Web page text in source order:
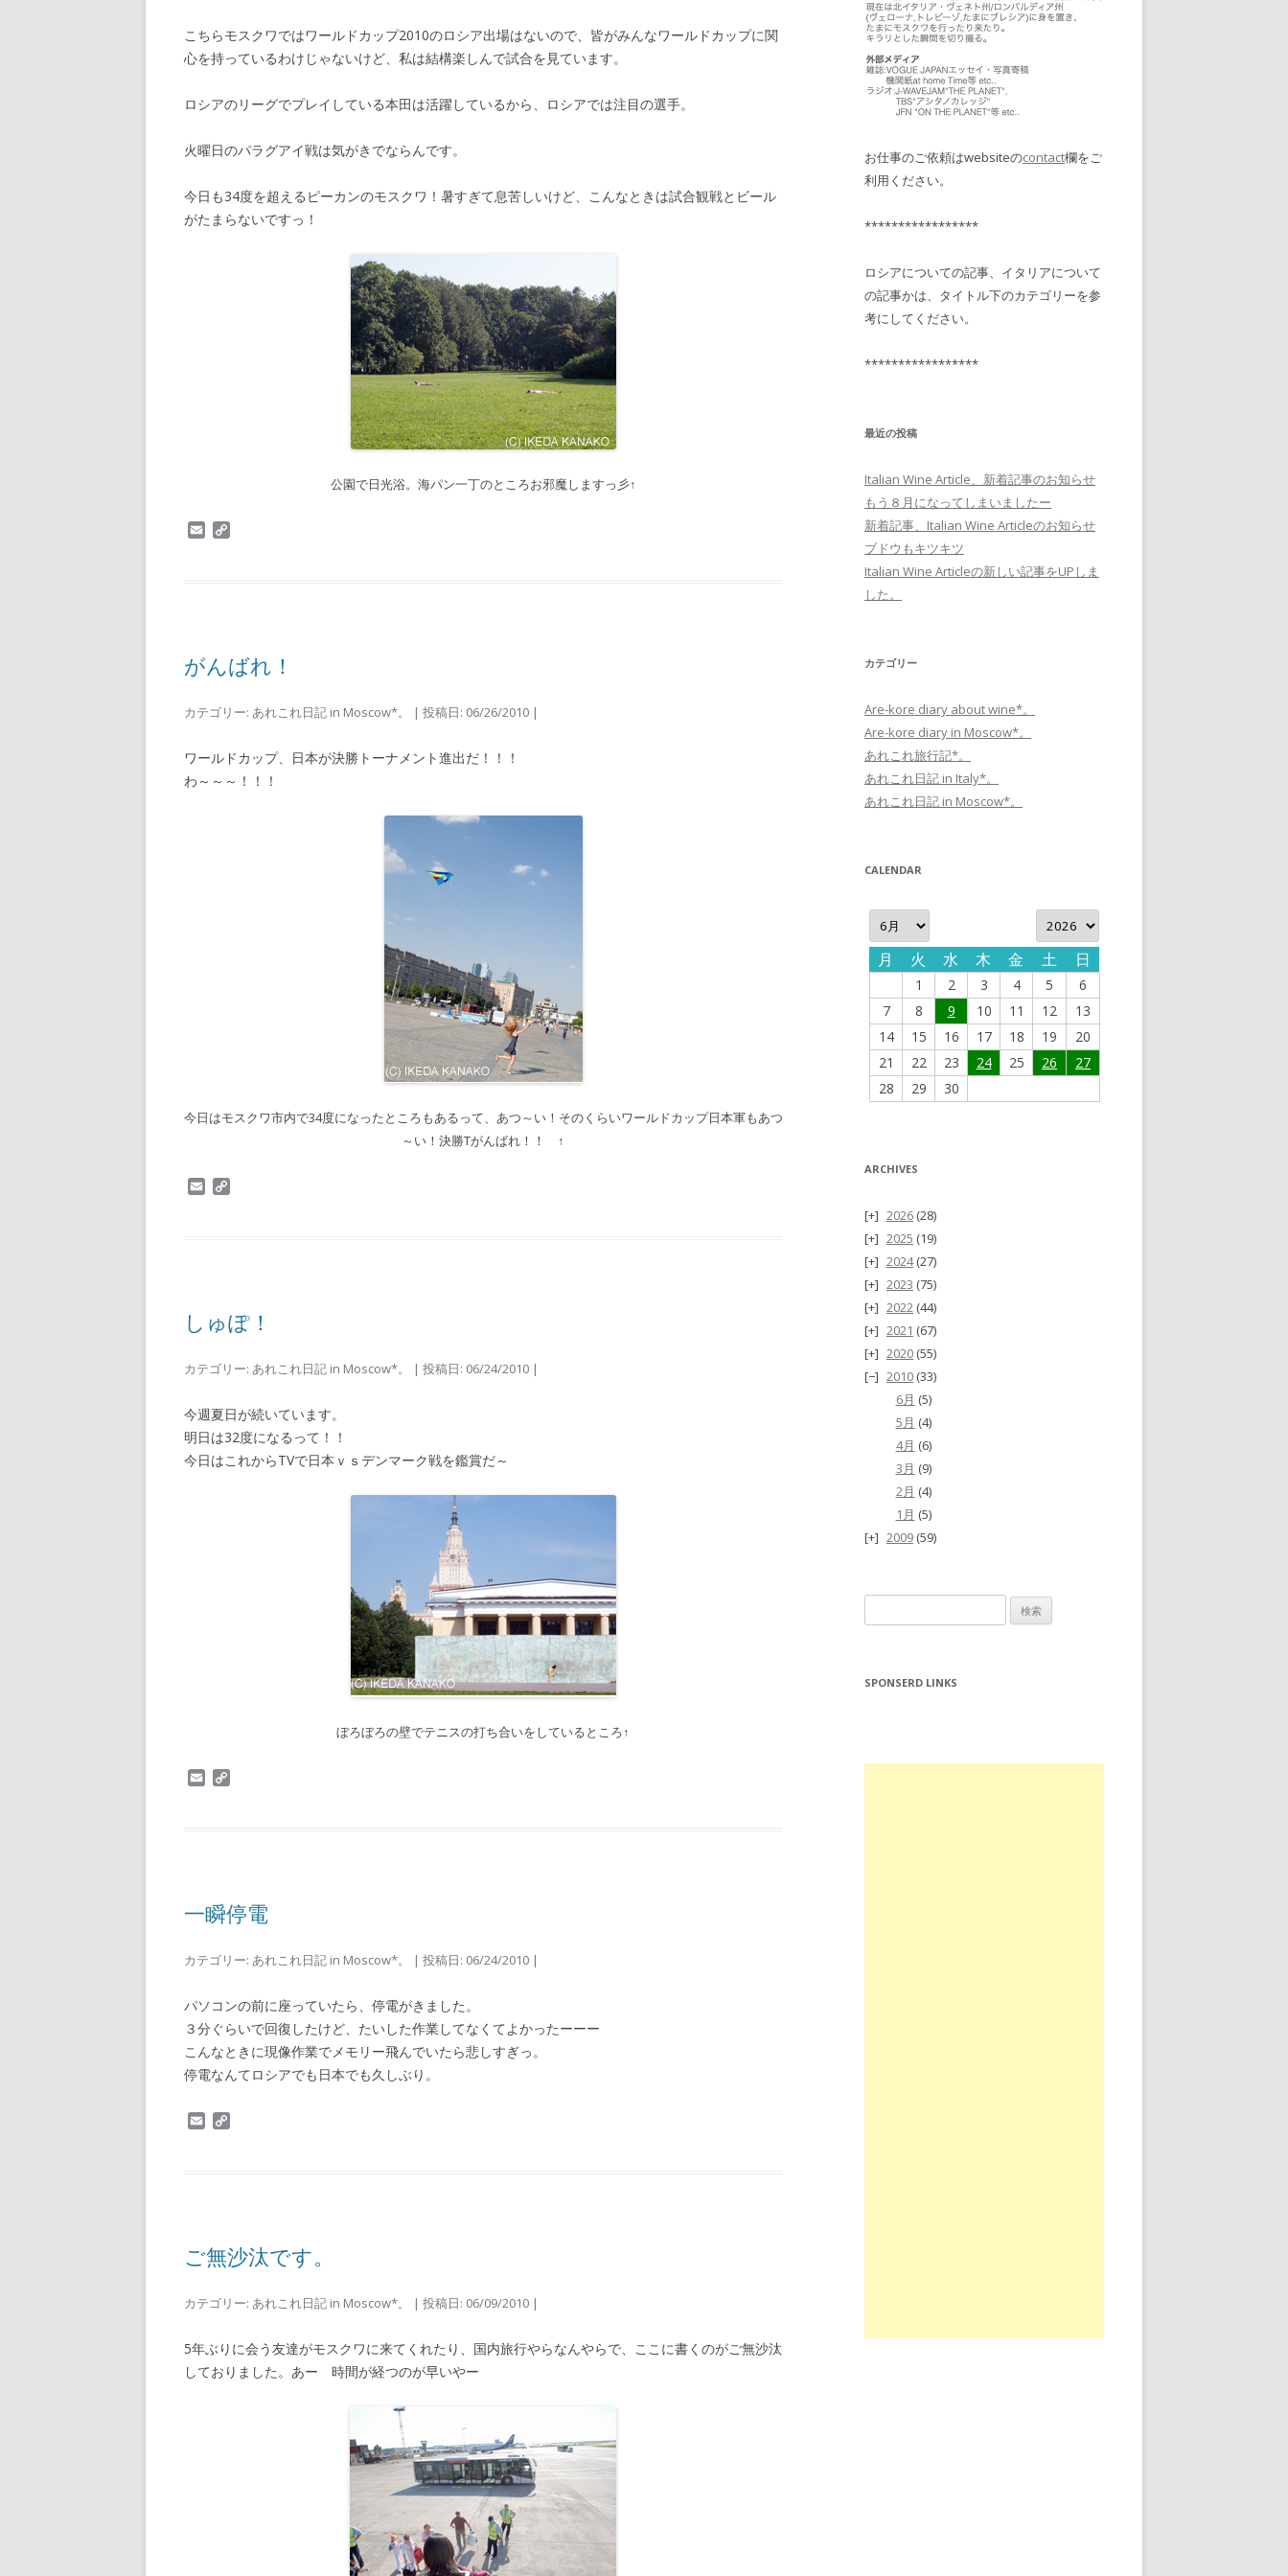
こちらモスクワではワールドカップ2010のロシア出場はないので、皆がみんなワールドカップに関
心を持っているわけじゃないけど、私は結構楽しんで試合を見ています。
ロシアのリーグでプレイしている本田は活躍しているから、ロシアでは注目の選手。
火曜日のパラグアイ戦は気がきでならんです。
今日も34度を超えるピーカンのモスクワ！暑すぎて息苦しいけど、こんなときは試合観戦とビール
がたまらないですっ！
公園で日光浴。海パン一丁のところお邪魔しますっ彡↑
E
がんばれ！
カテゴリー: あれこれ日記 in Moscow*。 | 投稿日: 06/26/2010 |
ワールドカップ、日本が決勝トーナメント進出だ！！！
わ～～～！！！
今日はモスクワ市内で34度になったところもあるって、あつ～い！そのくらいワールドカップ日本軍もあつ
～い！決勝Tがんばれ！！ ↑
E
しゅぽ！
カテゴリー: あれこれ日記 in Moscow*。 | 投稿日: 06/24/2010 |
今週夏日が続いています。
明日は32度になるって！！
今日はこれからTVで日本ｖｓデンマーク戦を鑑賞だ～
ぼろぼろの壁でテニスの打ち合いをしているところ↑
E
一瞬停電
カテゴリー: あれこれ日記 in Moscow*。 | 投稿日: 06/24/2010 |
パソコンの前に座っていたら、停電がきました。
３分ぐらいで回復したけど、たいした作業してなくてよかったーーー
こんなときに現像作業でメモリー飛んでいたら悲しすぎっ。
停電なんてロシアでも日本でも久しぶり。
E
ご無沙汰です。
カテゴリー: あれこれ日記 in Moscow*。 | 投稿日: 06/09/2010 |
5年ぶりに会う友達がモスクワに来てくれたり、国内旅行やらなんやらで、ここに書くのがご無沙汰
しておりました。あー 時間が経つのが早いやー
お仕事のご依頼はwebsiteのcontact欄をご
利用ください。
*****************
ロシアについての記事、イタリアについて
の記事かは、タイトル下のカテゴリーを参
考にしてください。
*****************
最近の投稿
Italian Wine Article、新着記事のお知らせ
もう８月になってしまいましたー
新着記事、Italian Wine Articleのお知らせ
ブドウもキツキツ
Italian Wine Articleの新しい記事をUPしま
した。
カテゴリー
Are-kore diary about wine*。
Are-kore diary in Moscow*。
あれこれ旅行記*。
あれこれ日記 in Italy*。
あれこれ日記 in Moscow*。
CALENDAR
月 火 水 木 金 土 日
1 2 3 4 5
6
7
8 9 10 11 12
13
14
15 16 17 18 19
20
21
22 23 24 25 26
27
28
29 30
ARCHIVES
2026 (28)
2025 (19)
2024(27)
2023 (75)
2022 (44)
2021 (67)
2020 (55)
2010 (33)
6月 (5)
5月 (4)
4月 (6)
3月 (9)
2月 (4)
1月 (5)
2009 (59)
索:
SPONSERD LINKS